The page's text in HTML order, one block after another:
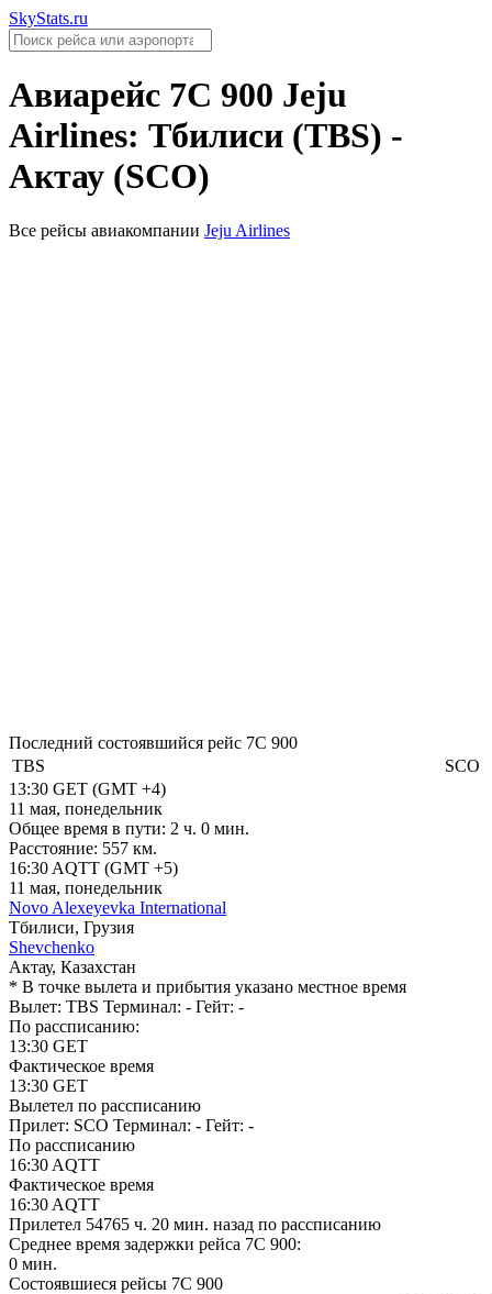
SkyStats.ru
Авиарейс 7C 900 Jeju
Airlines: Тбилиси (TBS) -
Актау (SCO)
Все рейсы авиакомпании Jeju Airlines
Последний состоявшийся рейс 7C 900
TBS
SCO
13:30 GET (GMT +4)
11 мая, понедельник
Общее время в пути: 2 ч. 0 мин.
Расстояние: 557 км.
16:30 AQTT (GMT +5)
11 мая, понедельник
Novo Alexeyevka International
Тбилиси, Грузия
Shevchenko
Актау, Казахстан
* В точке вылета и прибытия указано местное время
Вылет: TBS Терминал: - Гейт: -
По рассписанию:
13:30 GET
Фактическое время
13:30 GET
Вылетел по рассписанию
Прилет: SCO Терминал: - Гейт: -
По рассписанию
16:30 AQTT
Фактическое время
16:30 AQTT
Прилетел 54765 ч. 20 мин. назад по рассписанию
Среднее время задержки рейса 7C 900:
0 мин.
Состоявшиеся рейсы 7C 900